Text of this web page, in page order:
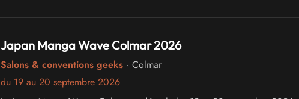
Japan Manga Wave Colmar 2026
Salons & conventions geeks· Colmar
du 19 au 20 septembre 2026